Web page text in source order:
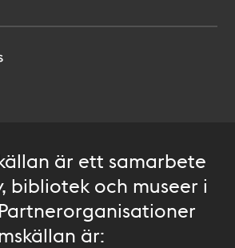
är ett samarbete
bibliotek och museer i
är: